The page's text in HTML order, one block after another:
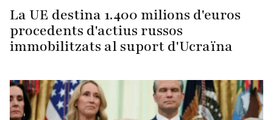
La UE destina 1.400 milions d'euros
procedents d'actius russos
immobilitzats al suport d'Ucraïna